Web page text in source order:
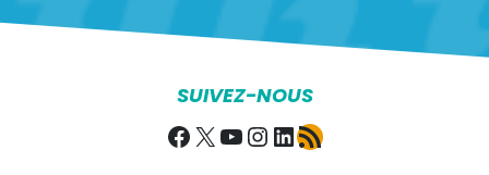
SUIVEZ-NOUS
Facebook
X YouTube
Instagram
LinkedIn
Flux RSS